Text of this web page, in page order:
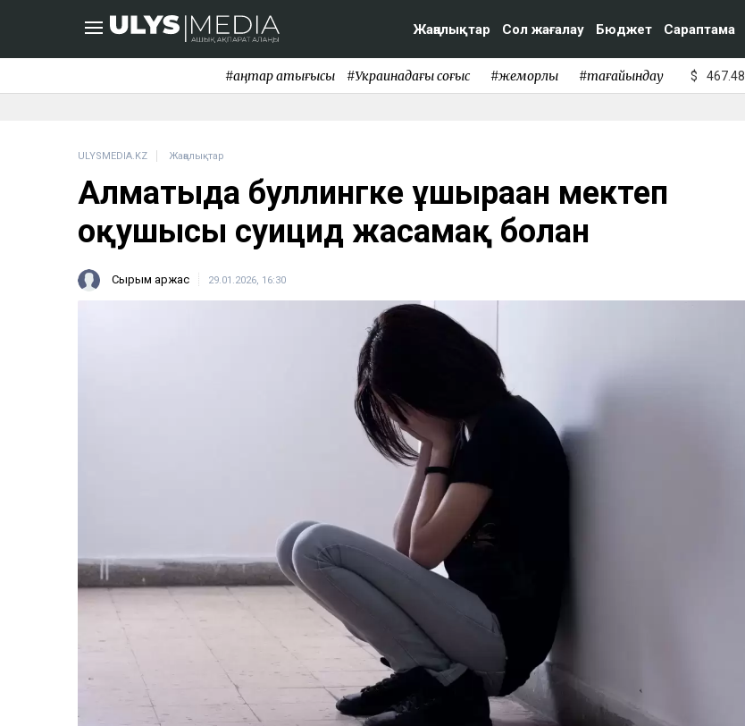
Жаңалықтар Сол жағалау Бюджет Сараптама
#қаңтар қақтығысы #Украинадағы соғыс #жемқорлық #тағайындау $ 467.48
ULYSMEDIA.KZ Жаңалықтар
Алматыда буллингке ұшыраған мектеп
оқушысы суицид жасамақ болған
Сырым Қаржас 29.01.2026, 16:30